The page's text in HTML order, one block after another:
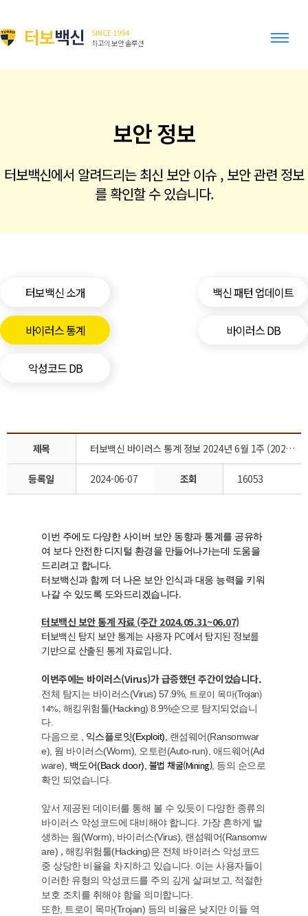
터보백신
SINCE 1994
최고의 보안 솔루션
보안 정보
터보백신에서 알려드리는 최신 보안 이슈 , 보안 관련 정보
를 확인할 수 있습니다.
터보백신 소개 백신 패턴 업데이트
바이러스 통계 바이러스 DB
악성코드 DB
제목 터보백신 바이러스 통계 정보 2024년 6월 1주 (2024.5.31 ~2024.6.07)
등록일 2024-06-07 조회 16053
이번 주에도 다양한 사이버 보안 동향과 통계를 공유하
여 보다 안전한 디지털 환경을 만들어나가는데 도움을
드리려고 합니다.
터보백신과 함께 더 나은 보안 인식과 대응 능력을 키워
나갈 수 있도록 도와드리겠습니다.
터보백신 보안 통계 자료 (주간 2024.05.31~06.07)
터보백신 탐지 보안 통계는 사용자 PC에서 탐지된 정보를
기반으로 산출된 통계 자료입니다.
이번주에는 바이러스(Virus)가 급증했던 주간이었습니다.
전체 탐지는 바이러스(Virus) 57.9%, 트로이 목마(Trojan)
14%, 해킹위험툴(Hacking) 8.9%순으로 탐지되었습니
다.
다음으로
익스플로잇(Exploit), 랜섬웨어(Ransomwar
e), 웜 바이러스(Worm), 오토런(Auto-run), 애드웨어(Ad
ware), 백도어(Back door), 불법 채굴(Mining), 등의 순으로
확인 되었습니다.
앞서 제공된 데이터를 통해 볼 수 있듯이 다양한 종류의
바이러스 악성코드에 대비해야 합니다. 가장 흔하게 발
생하는 웜(Worm), 바이러스(Virus), 랜섬웨어(Ransomw
are) , 해킹위험툴(Hacking)은 전체 바이러스 악성코드
중 상당한 비율을 차지하고 있습니다. 이는 사용자들이
이러한 유형의 악성코드를 주의 깊게 살펴보고, 적절한
보호 조치를 취해야 함을 의미합니다.
또한, 트로이 목마(Trojan) 등의 비율은 낮지만 이들 역